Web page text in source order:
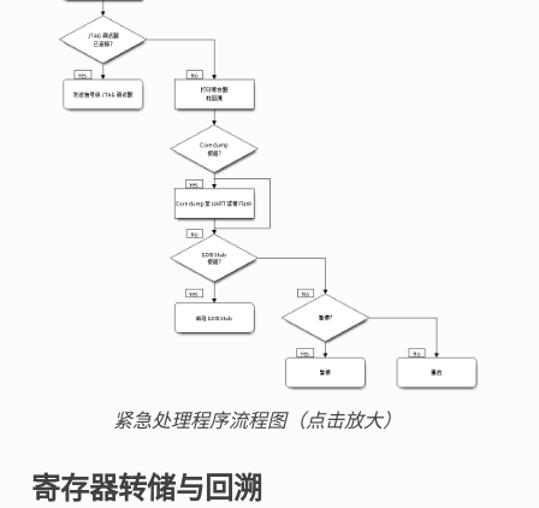
紧急处理程序流程图（点击放大）
寄存器转储与回溯